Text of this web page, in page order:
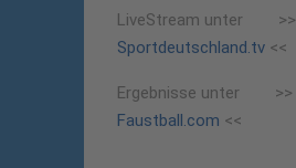
LiveStream unter >>
Sportdeutschland.tv <<
Ergebnisse unter >>
Faustball.com <<